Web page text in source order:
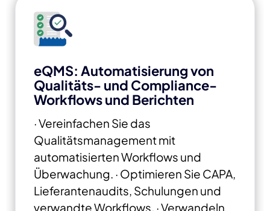
eQMS: Automatisierung von
Qualitäts- und Compliance-
Workflows und Berichten
· Vereinfachen Sie das
Qualitätsmanagement mit
automatisierten Workflows und
Überwachung. · Optimieren Sie CAPA,
Lieferantenaudits, Schulungen und
verwandte Workflows. · Verwandeln